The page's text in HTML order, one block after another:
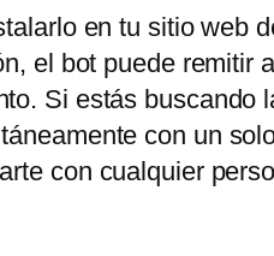
en tu sitio web
el bot puede remitir
Si estás buscando
con un
con cualquier